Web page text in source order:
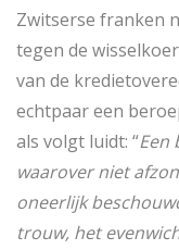
Zwitserse franken
tegen de
van de
echtpaar een
als volgt luidt: “Een
waarover niet
oneerlijk
trouw, het